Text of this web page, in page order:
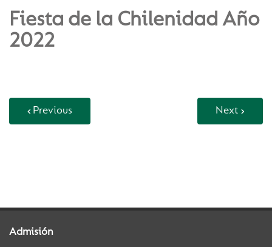
Fiesta de la Chilenidad Año
2022
Previous Next
Admisión